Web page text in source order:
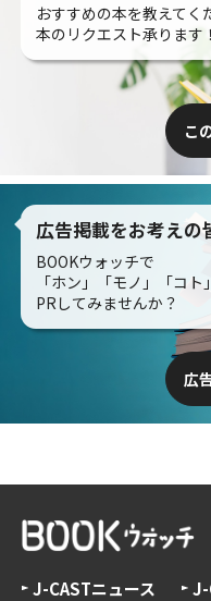
おすすめの本を教えてく
本のリクエスト承ります！
こ
広告掲載をお考えの
BOOKウォッチで
「ホン」「モノ」「コト
PRしてみませんか？
広
J-CASTニュース
J-